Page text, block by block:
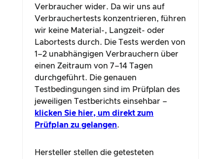
Verbraucher wider. Da wir uns auf
Verbrauchertests konzentrieren, führen
wir keine Material-, Langzeit- oder
Labortests durch. Die Tests werden von
1–2 unabhängigen Verbrauchern über
einen Zeitraum von 7–14 Tagen
durchgeführt. Die genauen
Testbedingungen sind im Prüfplan des
jeweiligen Testberichts einsehbar –
klicken Sie hier, um direkt zum
Prüfplan zu gelangen.
Hersteller stellen die getesteten